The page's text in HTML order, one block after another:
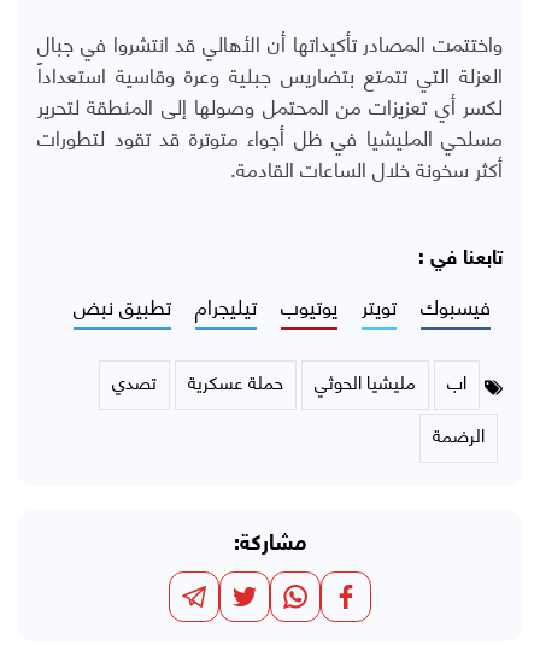
واختتمت المصادر تأكيداتها أن الأهالي قد انتشروا في جبال
العزلة التي تتمتع بتضاريس جبلية وعرة وقاسية استعداداً
لكسر أي تعزيزات من المحتمل وصولها إلى المنطقة لتحرير
مسلحي المليشيا في ظل أجواء متوترة قد تقود لتطورات
أكثر سخونة خلال الساعات القادمة.
تابعنا في :
فيسبوك تويتر يوتيوب تيليجرام تطبيق نبض
اب مليشيا الحوثي حملة عسكرية
تصدي
الرضمة
مشاركة: